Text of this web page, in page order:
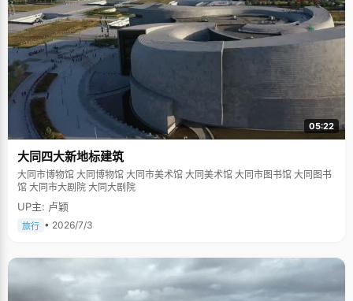
05:22
大同四大新地标建筑
大同市博物馆 大同博物馆 大同市美术馆 大同美术馆 大同市图书馆 大同图书
馆 大同市大剧院 大同大剧院
UP主: 卢颖
旅行 • 2026/7/3